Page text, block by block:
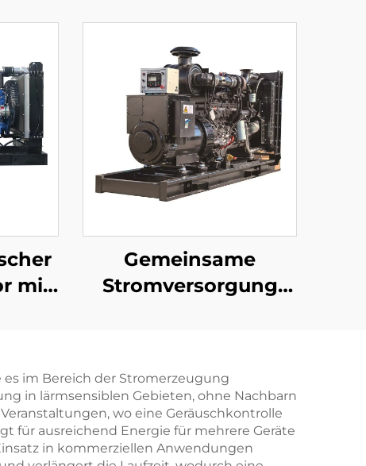
mit
Gemeinsame
Stromversorgung
Industrie-
Dieselgenerator
im Bereich der Stromerzeugung
in lärmsensiblen Gebieten, ohne Nachbarn
wo eine Geräuschkontrolle
für ausreichend Energie für mehrere Geräte
in kommerziellen Anwendungen